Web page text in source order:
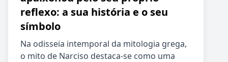
reflexo: a sua história e o seu
símbolo
Na odisseia intemporal da mitologia grega,
o mito de Narciso destaca-se como uma